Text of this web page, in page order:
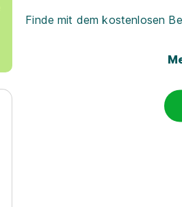
Finde mit dem kostenlosen